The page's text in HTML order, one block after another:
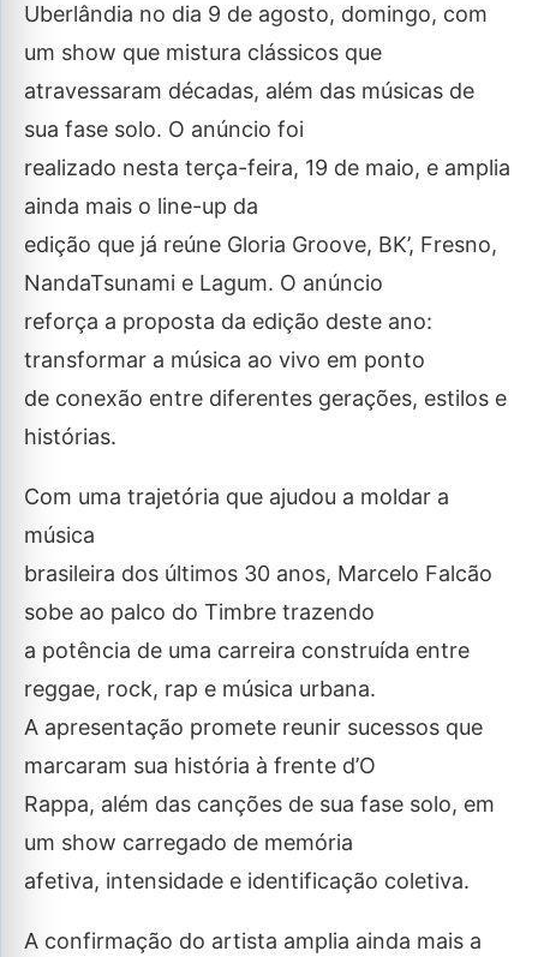
Uberlândia no dia 9 de agosto, domingo, com
um show que mistura clássicos que
atravessaram décadas, além das músicas de
sua fase solo. O anúncio foi
realizado nesta terça-feira, 19 de maio, e amplia
ainda mais o line-up da
edição que já reúne Gloria Groove, BK’, Fresno,
NandaTsunami e Lagum. O anúncio
reforça a proposta da edição deste ano:
transformar a música ao vivo em ponto
de conexão entre diferentes gerações, estilos e
histórias.
Com uma trajetória que ajudou a moldar a
música
brasileira dos últimos 30 anos, Marcelo Falcão
sobe ao palco do Timbre trazendo
a potência de uma carreira construída entre
reggae, rock, rap e música urbana.
A apresentação promete reunir sucessos que
marcaram sua história à frente d’O
Rappa, além das canções de sua fase solo, em
um show carregado de memória
afetiva, intensidade e identificação coletiva.
A confirmação do artista amplia ainda mais a